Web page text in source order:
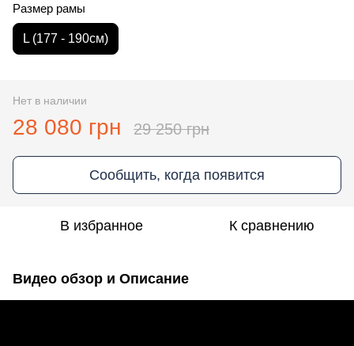
Размер рамы
L (177 - 190см)
Нет в наличии
28 080 грн 29 250 грн
Сообщить, когда появится
В избранное К сравнению
Видео обзор и Описание